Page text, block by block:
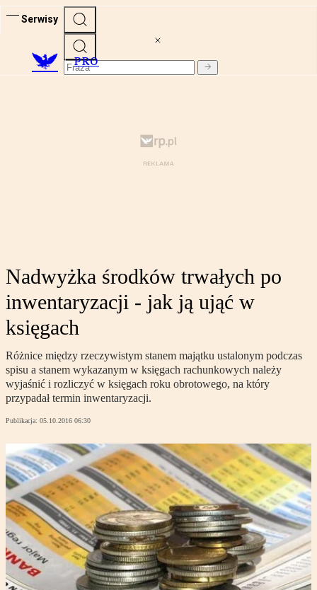
Serwisy
PRO
Nadwyżka środków trwałych po
inwentaryzacji - jak ją ująć w
księgach
Różnice między rzeczywistym stanem majątku ustalonym podczas
spisu a stanem wykazanym w księgach rachunkowych należy
wyjaśnić i rozliczyć w księgach roku obrotowego, na który
przypadał termin inwentaryzacji.
Publikacja: 05.10.2016 06:30